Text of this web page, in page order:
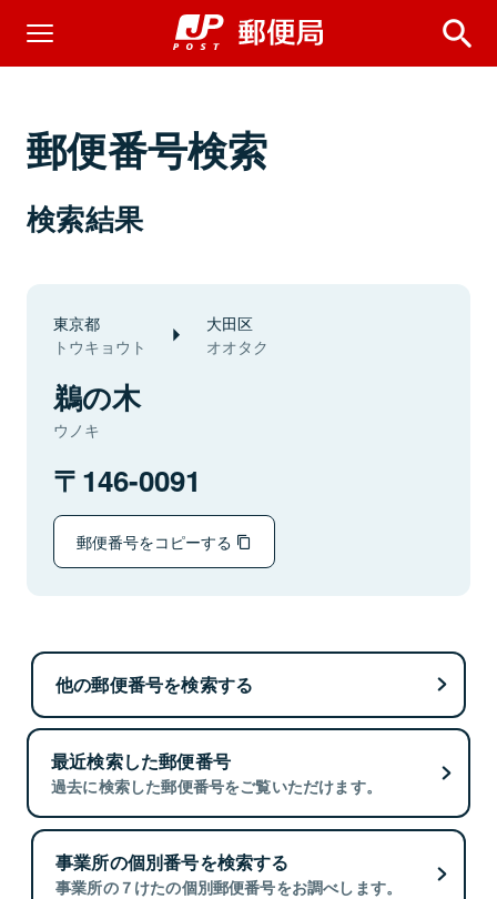
郵便番号検索
検索結果
東京都
トウキョウト
大田区
オオタク
鵜の木
ウノキ
146-0091
郵便番号をコピーする
他の郵便番号を検索する
最近検索した郵便番号
過去に検索した郵便番号をご覧いただけます。
事業所の個別番号を検索する
事業所の７けたの個別郵便番号をお調べします。